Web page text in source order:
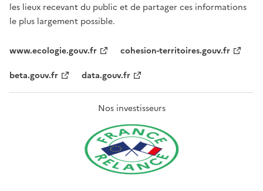
les lieux recevant du public et de partager ces informations
le plus largement possible.
www.ecologie.gouv.fr
cohesion-territoires.gouv.fr
beta.gouv.fr
data.gouv.fr
Nos investisseurs